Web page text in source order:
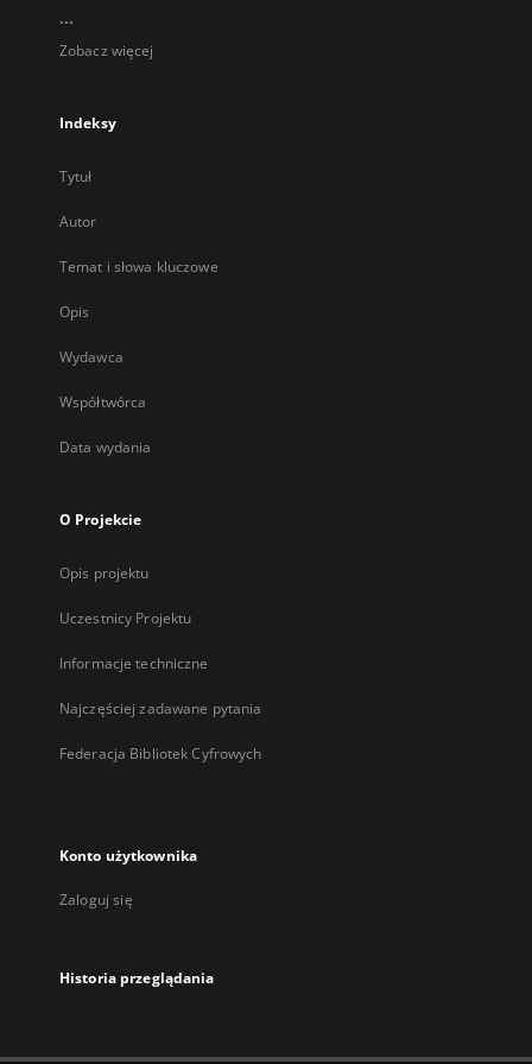
...
Zobacz więcej
Indeksy
Tytuł
Autor
Temat i słowa kluczowe
Opis
Wydawca
Współtwórca
Data wydania
O Projekcie
Opis projektu
Uczestnicy Projektu
Informacje techniczne
Najczęściej zadawane pytania
Federacja Bibliotek Cyfrowych
Konto użytkownika
Zaloguj się
Historia przeglądania